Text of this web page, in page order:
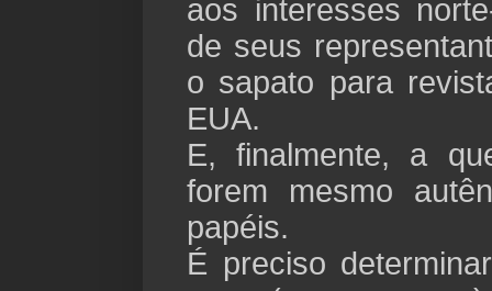
aos interesses
de seus
o sapato para
EUA.
E, finalmente, a
forem mesmo
papéis.
É preciso